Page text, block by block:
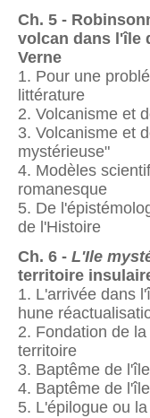
Ch. 5 -
volcan dans l'île
Verne
1. Pour une
littérature
2. Volcanisme et
3. Volcanisme et
mystérieuse"
4. Modèles
romanesque
5. De
de l'Histoire
Ch. 6 - L'Ile
territoire
1. L'arrivée dans
hune
2. Fondation de
territoire
3. Baptême de
4. Baptême de
5. L'épilogue ou